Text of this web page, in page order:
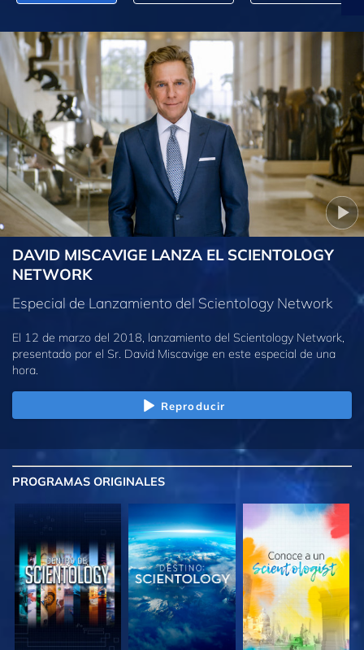
DAVID MISCAVIGE LANZA EL SCIENTOLOGY
NETWORK
Especial de Lanzamiento del Scientology Network
El 12 de marzo del 2018, lanzamiento del Scientology Network,
presentado por el Sr. David Miscavige en este especial de una
hora.
Reproducir
PROGRAMAS ORIGINALES